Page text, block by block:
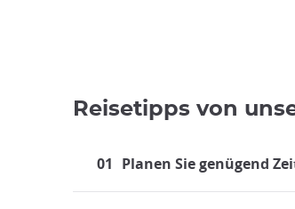
Reisetipps von
01 Planen Sie genügend